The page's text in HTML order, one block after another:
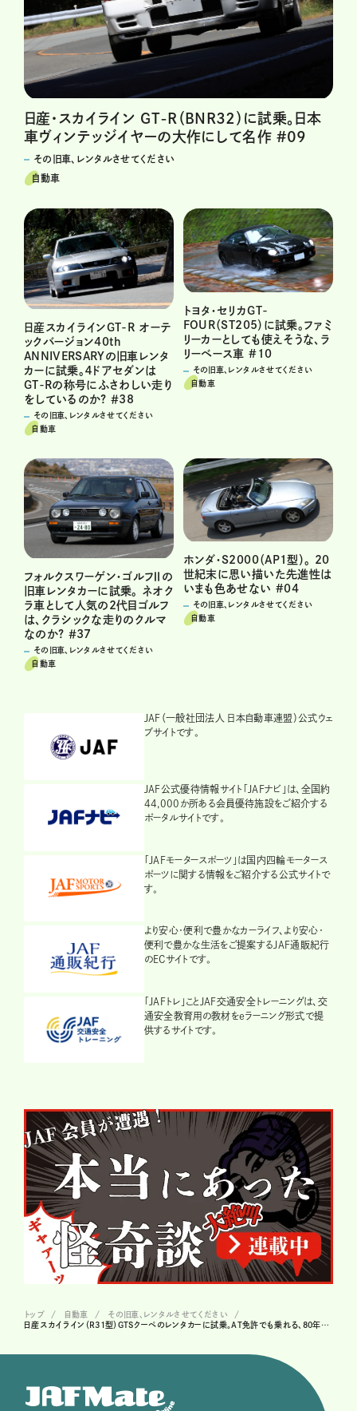
日産・スカイライン GT-R（BNR32）に試乗。日本
車ヴィンテッジイヤーの大作にして名作 #09
その旧車、レンタルさせてください
自動車
日産スカイラインGT-R オーテ
ックバージョン40th
ANNIVERSARYの旧車レンタ
カーに試乗。４ドアセダンは
GT-Rの称号にふさわしい走り
をしているのか? ＃38
その旧車、レンタルさせてください
自動車
トヨタ・セリカGT-
FOUR（ST205）に試乗。ファミ
リーカーとしても使えそうな、ラ
リーベース車 #10
その旧車、レンタルさせてください
自動車
フォルクスワーゲン・ゴルフⅡの
旧車レンタカーに試乗。 ネオク
ラ車として人気の2代目ゴルフ
は、クラシックな走りのクルマ
なのか? ＃37
その旧車、レンタルさせてください
自動車
ホンダ・S2000（AP1型）。 20
世紀末に思い描いた先進性は
いまも色あせない #04
その旧車、レンタルさせてください
自動車
JAF（一般社団法人 日本自動車連盟）公式ウェ
ブサイトです。
JAF公式優待情報サイト「JAFナビ」は、全国約
44,000か所ある会員優待施設をご紹介する
ポータルサイトです。
「JAFモータースポーツ」は国内四輪モータース
ポーツに関する情報をご紹介する公式サイトで
す。
より安心・便利で豊かなカーライフ、より安心・
便利で豊かな生活をご提案するJAF通販紀行
のECサイトです。
「JAFトレ」ことJAF交通安全トレーニングは、交
通安全教育用の教材をeラーニング形式で提
供するサイトです。
トップ 自動車
その旧車、レンタルさせてください
日産スカイライン（R31型）GTSクーペのレンタカーに試乗。AT免許でも乗れる、80年代GTカー ＃24